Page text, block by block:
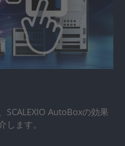
SCALEXIO AutoBoxの効果
します。